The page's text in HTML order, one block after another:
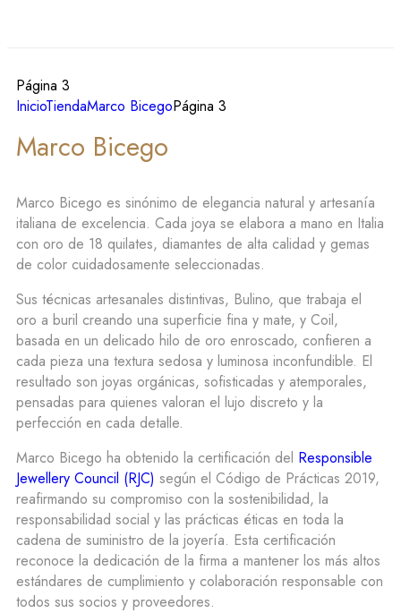
Página 3
InicioTiendaMarco BicegoPágina 3
Marco Bicego
Marco Bicego es sinónimo de elegancia natural y artesanía
italiana de excelencia. Cada joya se elabora a mano en Italia
con oro de 18 quilates, diamantes de alta calidad y gemas
de color cuidadosamente seleccionadas.
Sus técnicas artesanales distintivas, Bulino, que trabaja el
oro a buril creando una superficie fina y mate, y Coil,
basada en un delicado hilo de oro enroscado, confieren a
cada pieza una textura sedosa y luminosa inconfundible. El
resultado son joyas orgánicas, sofisticadas y atemporales,
pensadas para quienes valoran el lujo discreto y la
perfección en cada detalle.
Marco Bicego ha obtenido la certificación del Responsible
Jewellery Council (RJC) según el Código de Prácticas 2019,
reafirmando su compromiso con la sostenibilidad, la
responsabilidad social y las prácticas éticas en toda la
cadena de suministro de la joyería. Esta certificación
reconoce la dedicación de la firma a mantener los más altos
estándares de cumplimiento y colaboración responsable con
todos sus socios y proveedores.